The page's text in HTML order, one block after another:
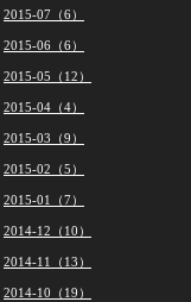
2015-07（6）
2015-06（6）
2015-05（12）
2015-04（4）
2015-03（9）
2015-02（5）
2015-01（7）
2014-12（10）
2014-11（13）
2014-10（19）